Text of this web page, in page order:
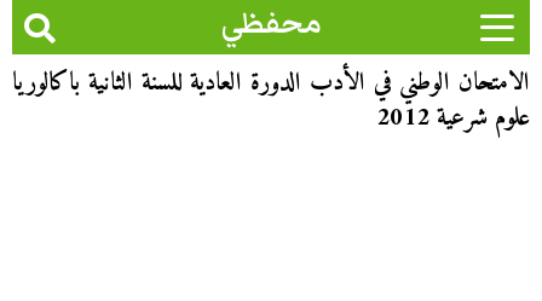
محفظي
الامتحان الوطني في الأدب الدورة العادية للسنة الثانية باكالوريا
علوم شرعية 2012